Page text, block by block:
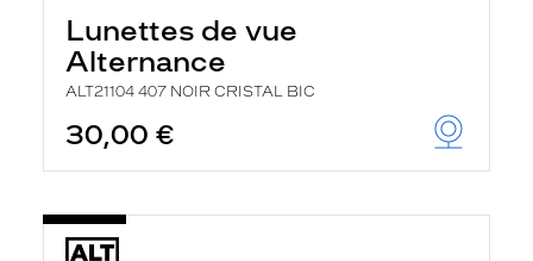
Lunettes de vue
Alternance
ALT21104 407 NOIR CRISTAL BIC
30,00 €